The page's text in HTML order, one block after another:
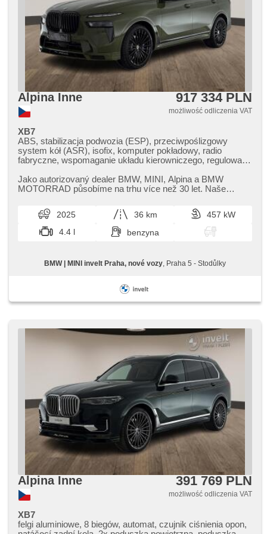
Alpina Inne 917 334 PLN
możliwość odliczenia VAT
XB7
ABS, stabilizacja podwozia (ESP), przeciwpoślizgowy
system kół (ASR), isofix, komputer pokładowy, radio
fabryczne, wspomaganie układu kierowniczego, regulowana
regulacja siedzeń, fotele regulowane, termometr
zewnętrzny, kierownica wielofunkcyjna, napęd 4x4
Jako autorizovaný dealer BMW,​ MINI,​ Alpina a BMW
MOTORRAD působíme na trhu více než 30 let. Naše
2025 36 km
457 kW
4.4 l
benzyna
BMW | MINI invelt Praha, nové vozy , Praha 5 - Stodůlky
Alpina Inne 391 769 PLN
możliwość odliczenia VAT
XB7
felgi aluminiowe, 8 biegów, automat, czujnik ciśnienia opon,